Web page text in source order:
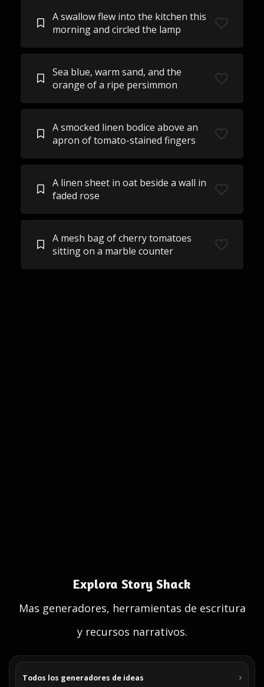
A swallow flew into the kitchen this
morning and circled the lamp
Sea blue, warm sand, and the
orange of a ripe persimmon
A smocked linen bodice above an
apron of tomato-stained fingers
A linen sheet in oat beside a wall in
faded rose
A mesh bag of cherry tomatoes
sitting on a marble counter
Explora Story Shack
Mas generadores, herramientas de escritura
y recursos narrativos.
Todos los generadores de ideas